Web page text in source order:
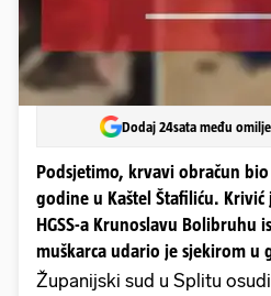
Dodaj 24sata među
Podsjetimo, krvavi obračun
godine u Kaštel Štafiliću.
HGSS-a Krunoslavu Bolibruhu
muškarca udario je sjekirom u
Županijski sud u Splitu